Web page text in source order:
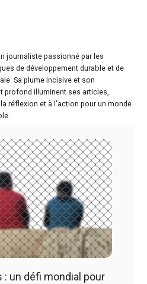
journaliste passionné par les
de développement durable et de
Sa plume incisive et son
profond illuminent ses articles,
réflexion et à l'action pour un monde
un défi mondial pour